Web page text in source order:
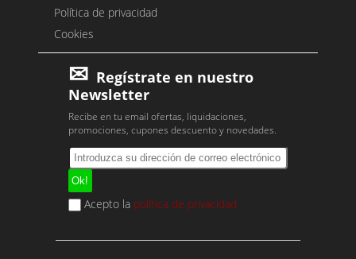
Política de privacidad
Cookies
Regístrate en nuestro
Newsletter
Recibe en tu email ofertas, liquidaciones,
promociones, cupones descuento y novedades.
Acepto la política de privacidad